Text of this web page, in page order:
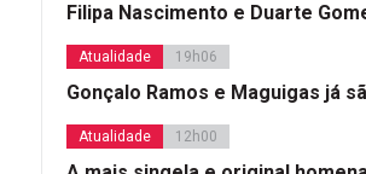
Filipa Nascimento e Duarte
Atualidade 19h06
Gonçalo Ramos e Maguigas já
Atualidade 12h00